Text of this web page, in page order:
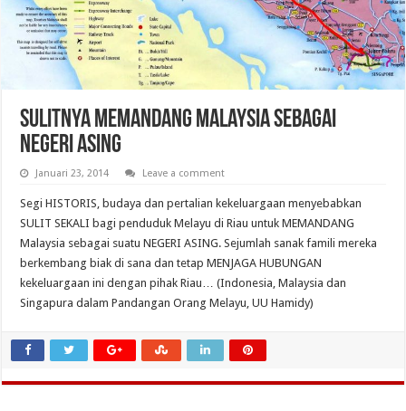
Sulitnya Memandang Malaysia sebagai
Negeri Asing
Januari 23, 2014 Leave a comment
Segi HISTORIS, budaya dan pertalian kekeluargaan menyebabkan
SULIT SEKALI bagi penduduk Melayu di Riau untuk MEMANDANG
Malaysia sebagai suatu NEGERI ASING. Sejumlah sanak famili mereka
berkembang biak di sana dan tetap MENJAGA HUBUNGAN
kekeluargaan ini dengan pihak Riau… (Indonesia, Malaysia dan
Singapura dalam Pandangan Orang Melayu, UU Hamidy)